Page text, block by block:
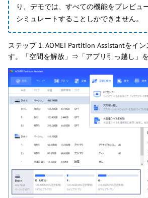
り、デモでは、すべての機能をプレビュ
シミュレートすることしかできません。
ステップ 1. AOMEI Partition Assistantをイ
す。「空間を解放」⇒「アプリ引っ越し」を